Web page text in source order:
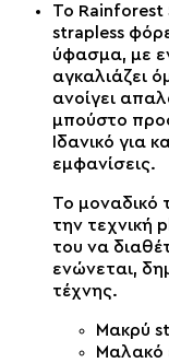
Το Rainforest
strapless
ύφασμα, με
αγκαλιάζει
ανοίγει
μπούστο
Ιδανικό για
εμφανίσεις.
Το μοναδικό
την τεχνική
του να
ενώνεται,
τέχνης.
Μακρύ
Μαλακό